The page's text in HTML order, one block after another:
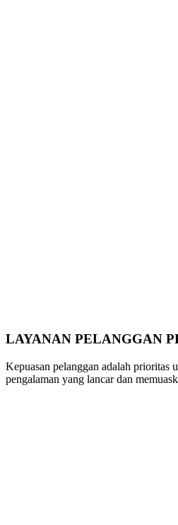
LAYANAN PELANGGAN
Kepuasan pelanggan adalah prioritas
pengalaman yang lancar dan